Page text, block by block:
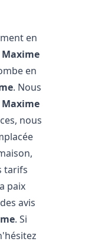
en
en
. Nous
nous
tarifs
paix
avis
. Si